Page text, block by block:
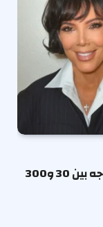
جراحون يكشفون فرق تكلفة تجميل الوجه بين 30 و300